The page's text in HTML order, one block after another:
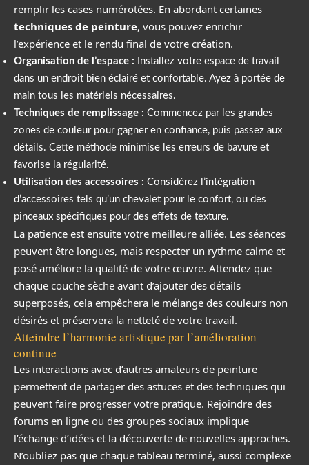
remplir les cases numérotées. En abordant certaines
techniques de peinture, vous pouvez enrichir
l’expérience et le rendu final de votre création.
Organisation de l’espace : Installez votre espace de travail
dans un endroit bien éclairé et confortable. Ayez à portée de
main tous les matériels nécessaires.
Techniques de remplissage : Commencez par les grandes
zones de couleur pour gagner en confiance, puis passez aux
détails. Cette méthode minimise les erreurs de bavure et
favorise la régularité.
Utilisation des accessoires : Considérez l’intégration
d’accessoires tels qu’un chevalet pour le confort, ou des
pinceaux spécifiques pour des effets de texture.
La patience est ensuite votre meilleure alliée. Les séances
peuvent être longues, mais respecter un rythme calme et
posé améliore la qualité de votre œuvre. Attendez que
chaque couche sèche avant d’ajouter des détails
superposés, cela empêchera le mélange des couleurs non
désirés et préservera la netteté de votre travail.
Atteindre l’harmonie artistique par l’amélioration
continue
Les interactions avec d’autres amateurs de peinture
permettent de partager des astuces et des techniques qui
peuvent faire progresser votre pratique. Rejoindre des
forums en ligne ou des groupes sociaux implique
l’échange d’idées et la découverte de nouvelles approches.
N’oubliez pas que chaque tableau terminé, aussi complexe